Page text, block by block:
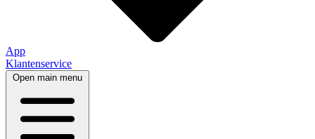
App
Klantenservice
Open main menu